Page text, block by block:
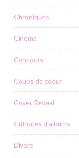
Chroniques
Cinéma
Concours
Coups de coeur
Cover Reveal
Critiques d'albums
Divers